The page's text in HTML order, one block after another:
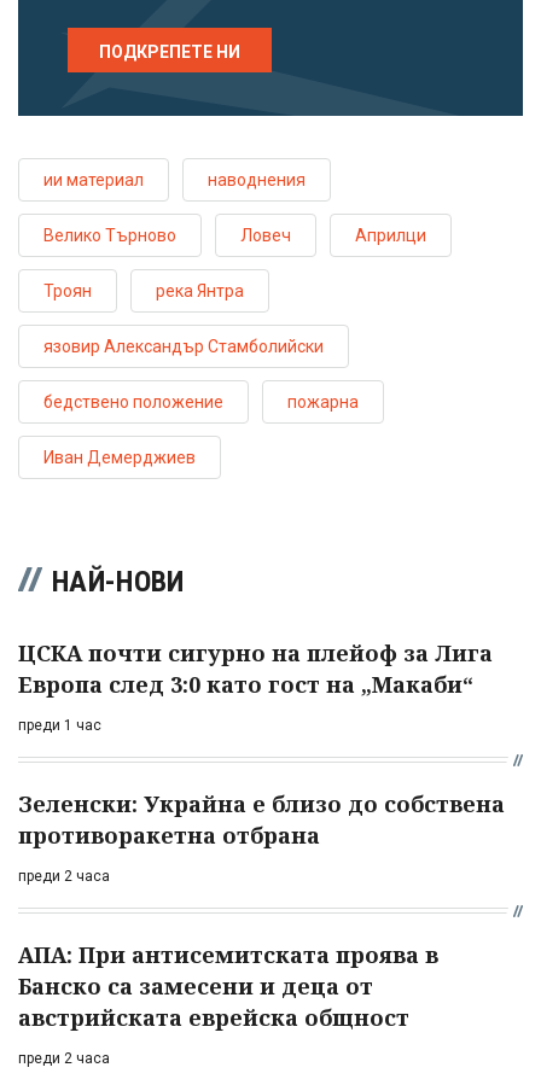
ПОДКРЕПЕТЕ НИ
ии материал наводнения
Велико Търново Ловеч Априлци
Троян река Янтра
язовир Александър Стамболийски
бедствено положение пожарна
Иван Демерджиев
НАЙ-НОВИ
ЦСКА почти сигурно на плейоф за Лига
Европа след 3:0 като гост на „Макаби“
преди 1 час
Зеленски: Украйна е близо до собствена
противоракетна отбрана
преди 2 часа
АПА: При антисемитската проява в
Банско са замесени и деца от
австрийската еврейска общност
преди 2 часа